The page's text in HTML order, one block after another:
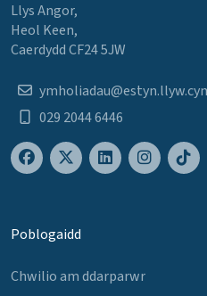
Llys Angor,
Heol Keen,
Caerdydd CF24 5JW
029 2044 6446
Poblogaidd
Chwilio am ddarparwr